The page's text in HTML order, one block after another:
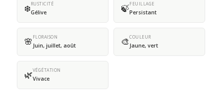
❄️RUSTICITÉ
Gélive 🍃FEUILLAGE
Persistant
🌸 FLORAISON
Juin, juillet, août 🎨COULEUR
Jaune, vert
🌿VÉGÉTATION
Vivace